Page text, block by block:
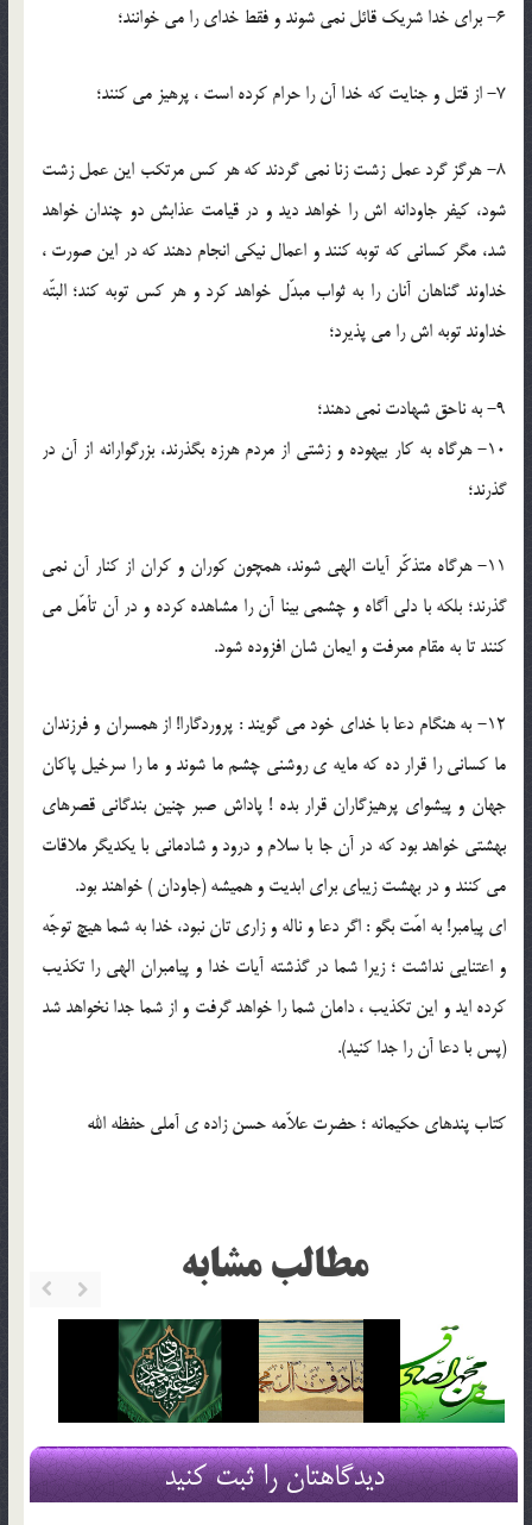
6- براى خدا شريك قائل نمى شوند و فقط خداى را مى خوانند؛
7- از قتل و جنايت كه خدا آن را حرام كرده است ، پرهيز می كنند؛
8- هرگز گرد عمل زشت زنا نمى گردند كه هر كس مرتكب اين عمل زشت
شود، كيفر جاودانه اش را خواهد ديد و در قيامت عذابش دو چندان خواهد
شد، مگر كسانى كه توبه كنند و اعمال نيكى انجام دهند كه در اين صورت ،
خداوند گناهان آنان را به ثواب مبدّل خواهد كرد و هر كس توبه كند؛ البتّه
خداوند توبه اش را مى پذيرد؛
9- به ناحق شهادت نمى دهند؛
10- هرگاه به كار بيهوده و زشتى از مردم هرزه بگذرند، بزرگوارانه از آن در
گذرند؛
11- هرگاه متذكّر آيات الهى شوند، همچون كوران و كران از كنار آن نمى
گذرند؛ بلكه با دلى آگاه و چشمى بينا آن را مشاهده كرده و در آن تأمّل مى
كنند تا به مقام معرفت و ايمان شان افزوده شود.
12- به هنگام دعا با خداى خود مى گويند : پروردگارا! از همسران و فرزندان
ما كسانى را قرار ده كه مايه ی روشنى چشم ما شوند و ما را سرخيل پاكان
جهان و پيشواى پرهيزگاران قرار بده ! پاداش صبر چنين بندگانى قصرهاى
بهشتى خواهد بود كه در آن جا با سلام و درود و شادمانى با يكديگر ملاقات
مى كنند و در بهشت زيباى براى ابديت و هميشه (جاودان ) خواهند بود.
اى پيامبر! به امّت بگو : اگر دعا و ناله و زارى تان نبود، خدا به شما هيچ توجّه
و اعتنايى نداشت ؛ زيرا شما در گذشته آيات خدا و پيامبران الهى را تكذيب
كرده ايد و اين تكذيب ، دامان شما را خواهد گرفت و از شما جدا نخواهد شد
(پس با دعا آن را جدا كنيد).
کتاب پندهای حکیمانه ؛ حضرت علاّمه حسن زاده ی آملی حفظه الله
مطالب مشابه
دیدگاهتان را ثبت کنید